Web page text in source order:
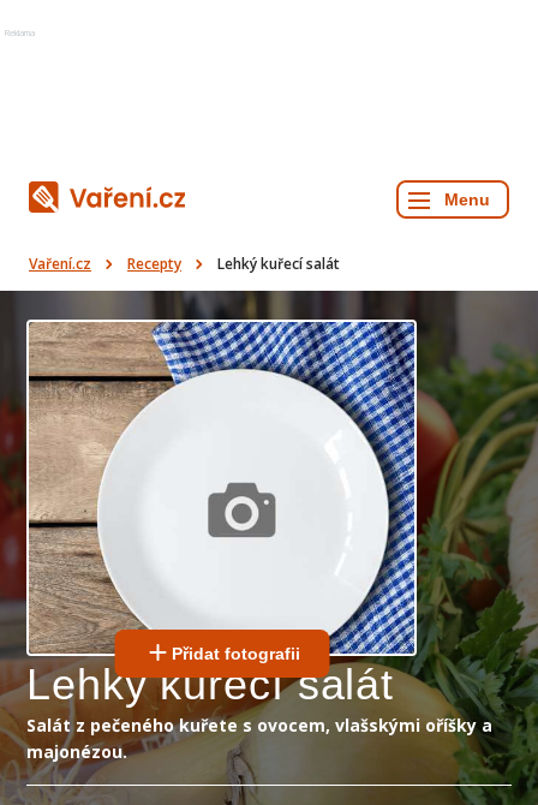
Reklama
Vaření.cz Recepty Lehký kuřecí salát
Přidat fotografii
Lehký kuřecí salát
Salát z pečeného kuřete s ovocem, vlašskými oříšky a
majonézou.